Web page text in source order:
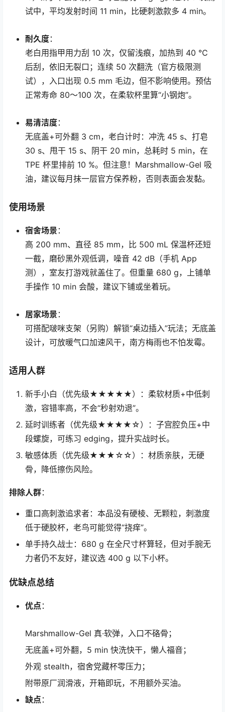
试中，平均发射时间 11 min，比硬刺激款多 4 min。
耐久度：
老白用指甲用力刮 10 次，仅留浅痕，加热到 40 ℃
后刮，依旧无裂口；连续 50 次翻洗（官方极限测
试），入口出现 0.5 mm 毛边，但不影响使用。预估
正常寿命 80～100 次，在柔软杯里算“小钢炮”。
易清洁度：
无底盖+可外翻 3 cm，老白计时：冲洗 45 s、打皂
30 s、甩干 15 s、阴干 20 min，总耗时 5 min，在
TPE 杯里排前 10 %。但注意！Marshmallow-Gel 吸
油，建议每月抹一层官方保养粉，否则表面会发黏。
使用场景
宿舍场景 ：
高 200 mm、直径 85 mm，比 500 mL 保温杯还短
一截，磨砂黑外观低调，噪音 42 dB（手机 App
测），室友打游戏就盖住了。但重量 680 g，上铺单
手操作 10 min 会酸，建议下铺或坐着玩。
居家场景 ：
可搭配啵咪支架（另购）解锁“桌边插入”玩法；无底盖
设计，可放暖气口加速风干，南方梅雨也不怕发霉。
适用人群
新手小白（优先级★★★★★）：柔软材质+中低刺
激，容错率高，不会“秒射劝退”。
延时训练者（优先级★★★★☆）：子宫腔负压+中
段螺旋，可练习 edging，提升实战时长。
敏感体质（优先级★★★☆☆）：材质亲肤，无硬
骨，降低擦伤风险。
排除人群：
重口高刺激追求者：本品没有硬棱、无颗粒，刺激度
低于硬胶杯，老鸟可能觉得“挠痒”。
单手持久战士：680 g 在全尺寸杯算轻，但对手腕无
力者仍不友好，建议选 400 g 以下小杯。
优缺点总结
优点 ：
Marshmallow-Gel 真·软弹，入口不硌骨；
无底盖+可外翻，5 min 快洗快干，懒人福音；
外观 stealth，宿舍党藏杯零压力；
附带原厂润滑液，开箱即玩，不用额外买油。
缺点 ：